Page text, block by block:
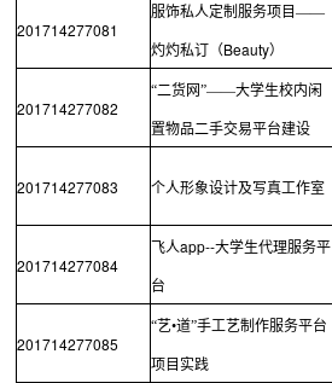
201714277081
服饰私人定制服务项目——
灼灼私订（Beauty）
201714277082
“二货网”——大学生校内闲
置物品二手交易平台建设
201714277083 个人形象设计及写真工作室
201714277084
飞人app--大学生代理服务平
台
201714277085
“艺•道”手工艺制作服务平台
项目实践